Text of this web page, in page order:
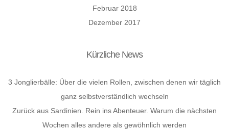
Februar 2018
Dezember 2017
Kürzliche News
3 Jonglierbälle: Über die vielen Rollen, zwischen denen wir täglich
ganz selbstverständlich wechseln
Zurück aus Sardinien. Rein ins Abenteuer. Warum die nächsten
Wochen alles andere als gewöhnlich werden